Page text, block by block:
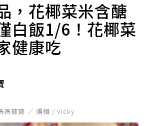
，花椰菜米含醣
白飯1/6！花椰菜
健康吃
媽寶寶 ／ 編輯 / Vicky